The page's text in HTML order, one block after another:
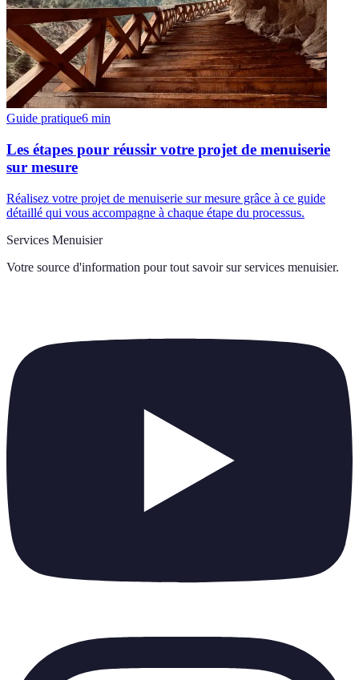
Guide pratique6 min
Les étapes pour réussir votre projet de menuiserie
sur mesure
Réalisez votre projet de menuiserie sur mesure grâce à ce guide
détaillé qui vous accompagne à chaque étape du processus.
Services Menuisier
Votre source d'information pour tout savoir sur services menuisier.